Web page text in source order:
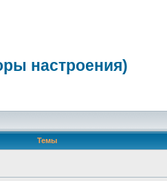
настроения)
Темы